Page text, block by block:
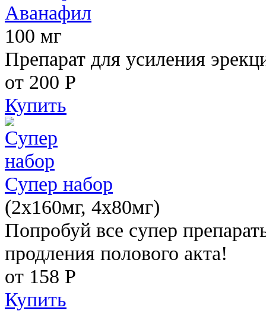
Аванафил
100 мг
Препарат для усиления
от 200 Р
Купить
Супер набор
(2х160мг, 4х80мг)
Попробуй все супер
продления полового акта!
от 158 Р
Купить